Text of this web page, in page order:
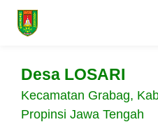
Desa LOSARI
Kecamatan Grabag,
Propinsi Jawa Tengah